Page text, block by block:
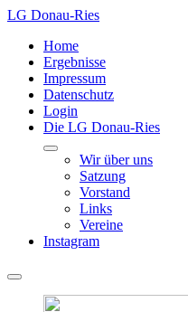
LG Donau-Ries
Home
Ergebnisse
Impressum
Datenschutz
Login
Die LG Donau-Ries
Wir über uns
Satzung
Vorstand
Links
Vereine
Instagram